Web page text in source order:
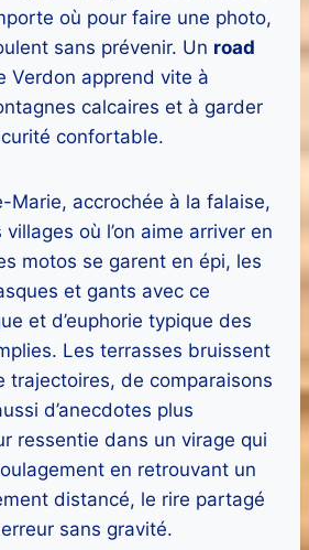
où pour faire une photo,
sans prévenir. Un road
Verdon apprend vite à
calcaires et à garder
confortable.
Marie, accrochée à la falaise,
où l’on aime arriver en
motos se garent en épi, les
et gants avec ce
et d’euphorie typique des
Les terrasses bruissent
trajectoires, de comparaisons
d’anecdotes plus
ressentie dans un virage qui
en retrouvant un
distancé, le rire partagé
sans gravité.